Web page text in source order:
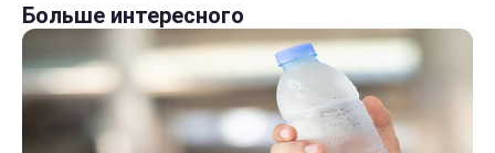
Больше интересного